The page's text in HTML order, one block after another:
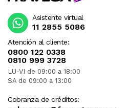
Atención al cliente:
0800 122 0338
0810 999 3728
LU-VI de 09:00 a 18:00
SA de 09:00 a 13:00
Cobranza de créditos:
Asistente virtual
11 2855 5086